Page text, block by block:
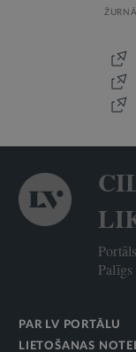
PAR LV PORTĀLU
LIETOŠANAS